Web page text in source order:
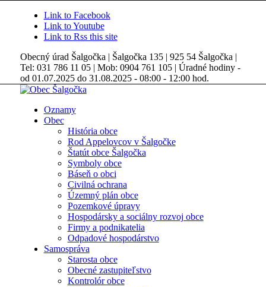
Link to Facebook
Link to Youtube
Link to Rss this site
Obecný úrad Šalgočka | Šalgočka 135 | 925 54 Šalgočka |
Tel: 031 786 11 05 | Mob: 0904 761 105 | Úradné hodiny -
od 01.07.2025 do 31.08.2025 - 08:00 - 12:00 hod.
Oznamy
Obec
História obce
Rod Appelovcov v Šalgočke
Štatút obce Šalgočka
Symboly obce
Báseň o obci
Civilná ochrana
Územný plán obce
Pozemkové úpravy
Hospodársky a sociálny rozvoj obce
Firmy a podnikatelia
Odpadové hospodárstvo
Samospráva
Starosta obce
Obecné zastupiteľstvo
Kontrolór obce